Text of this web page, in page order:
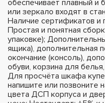
обеспечивает плавный
или зеркало входят в
Наличие сертификатов и
Простая и понятная
упаковке);
ящика), дополнительная
окончание (консоль),
обуви, корзина для
Для просчёта шкафа
напишите или позвоните
цвета ДСП корпуса и